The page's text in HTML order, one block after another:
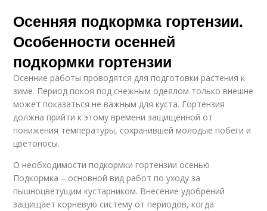
Осенняя подкормка гортензии.
Особенности осенней
подкормки гортензии
Осенние работы проводятся для подготовки растения к
зиме. Период покоя под снежным одеялом только внешне
может показаться не важным для куста. Гортензия
должна прийти к этому времени защищенной от
понижения температуры, сохранившей молодые побеги и
цветоносы.
О необходимости подкормки гортензии осенью
Подкормка – основной вид работ по уходу за
пышноцветущим кустарником. Внесение удобрений
защищает корневую систему от периодов, когда